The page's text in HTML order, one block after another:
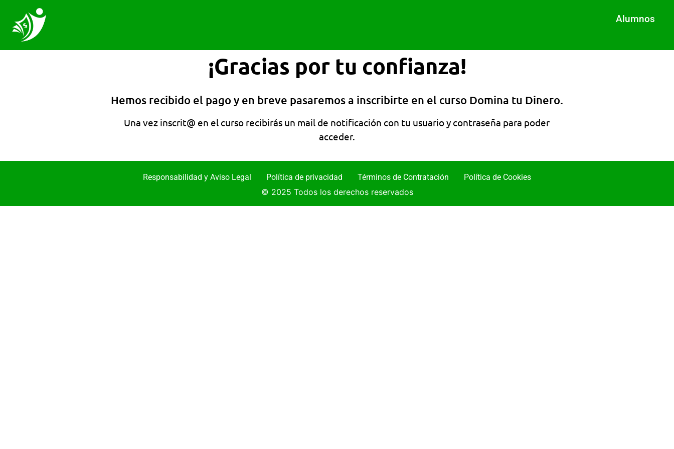
Alumnos
¡Gracias por tu confianza!
Hemos recibido el pago y en breve pasaremos a inscribirte en el curso Domina tu Dinero.
Una vez inscrit@ en el curso recibirás un mail de notificación con tu usuario y contraseña para poder
acceder.
Responsabilidad y Aviso Legal Política de privacidad Términos de Contratación Política de Cookies
© 2025 Todos los derechos reservados